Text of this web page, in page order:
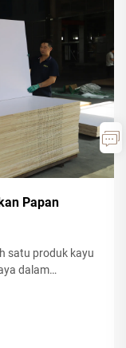
Papan
satu produk kayu
dalam